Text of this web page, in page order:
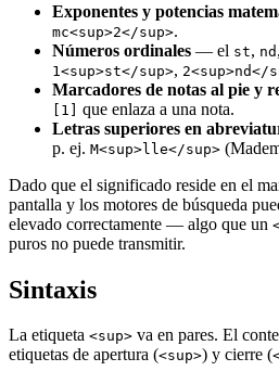
Exponentes y potencias
mc<sup>2</sup>.
Números ordinales — el st, nd ,
1<sup>st</sup>, 2<sup>nd</
Marcadores de notas al pie y
[1] que enlaza a una nota.
Letras superiores en
p. ej. M<sup>lle</sup>
Dado que el significado reside en el
pantalla y los motores de búsqueda
elevado correctamente — algo que un
puros no puede transmitir.
Sintaxis
La etiqueta <sup> va en pares. El
etiquetas de apertura (<sup>) y cierre (